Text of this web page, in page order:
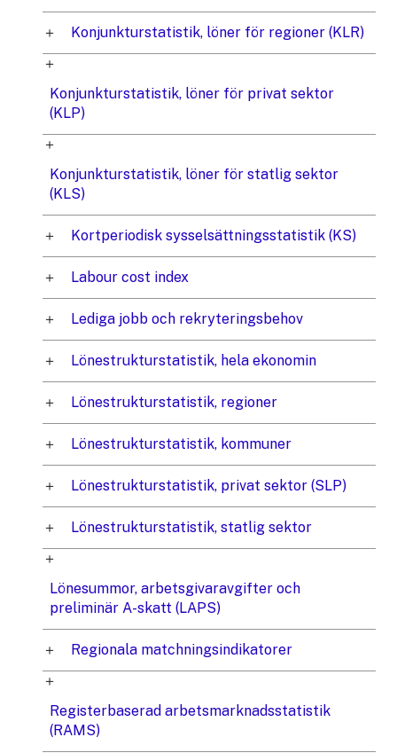
Konjunkturstatistik, löner för regioner (KLR)
Konjunkturstatistik, löner för privat sektor
(KLP)
Konjunkturstatistik, löner för statlig sektor
(KLS)
Kortperiodisk sysselsättningsstatistik (KS)
Labour cost index
Lediga jobb och rekryteringsbehov
Lönestrukturstatistik, hela ekonomin
Lönestrukturstatistik, regioner
Lönestrukturstatistik, kommuner
Lönestrukturstatistik, privat sektor (SLP)
Lönestrukturstatistik, statlig sektor
Lönesummor, arbetsgivaravgifter och
preliminär A-skatt (LAPS)
Regionala matchningsindikatorer
Registerbaserad arbetsmarknadsstatistik
(RAMS)